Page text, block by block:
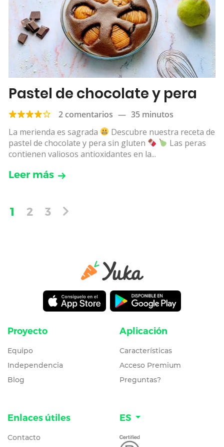
Pastel de chocolate y pera
2 comentarios — 35 minutos
La merienda es sagrada
Descubre nuestra receta de
pastel de chocolate y pera sin gluten
Las peras
contienen valiosos antioxidantes en la...
Leer más
1 2 3
Proyecto
Equipo
Independencia
Blog
Aplicación
Características
Acceso Premium
Preguntas?
Enlaces útiles
Contacto
ES